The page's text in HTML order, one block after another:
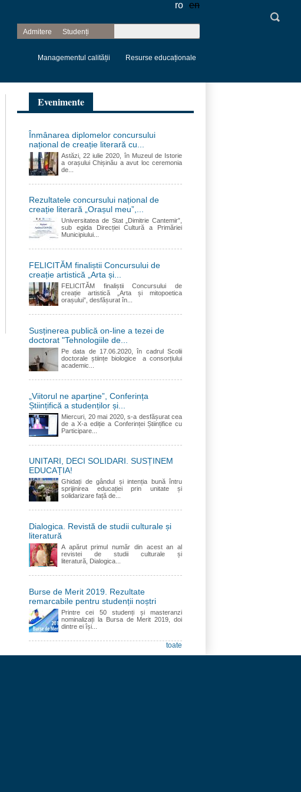
ro en
Admitere Studenți
Formular de
căutare
Managementul calității Resurse educaționale
Evenimente
Înmânarea diplomelor concursului
național de creație literară cu...
Astăzi, 22 iulie 2020, în Muzeul de Istorie
a orașului Chișinău a avut loc ceremonia
de...
Rezultatele concursului național de
creație literară „Orașul meu”,...
Universitatea de Stat „Dimitrie Cantemir”,
sub egida Direcției Cultură a Primăriei
Municipiului...
FELICITĂM finaliștii Concursului de
creație artistică „Arta și...
FELICITĂM finaliștii Concursului de
creație artistică „Arta și mitopoetica
orașului”, desfășurat în...
Susținerea publică on-line a tezei de
doctorat "Tehnologiile de...
Pe data de 17.06.2020, în cadrul Scolii
doctorale științe biologice a consorțiului
academic...
„Viitorul ne aparține”, Conferința
Științifică a studenților și...
Miercuri, 20 mai 2020, s-a desfășurat cea
de a X-a ediție a Conferinței Științifice cu
Participare...
UNITARI, DECI SOLIDARI. SUSȚINEM
EDUCAȚIA!
Ghidați de gândul și intenția bună întru
sprijinirea educației prin unitate și
solidarizare față de...
Dialogica. Revistă de studii culturale și
literatură
A apărut primul număr din acest an al
revistei de studii culturale și
literatură, Dialogica...
Burse de Merit 2019. Rezultate
remarcabile pentru studenții noștri
Printre cei 50 studenți și masteranzi
nominalizați la Bursa de Merit 2019, doi
dintre ei își...
toate